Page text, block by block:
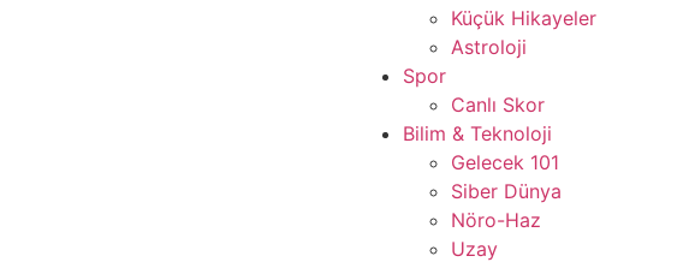
Küçük Hikayeler
Astroloji
Spor
Canlı Skor
Bilim & Teknoloji
Gelecek 101
Siber Dünya
Nöro-Haz
Uzay